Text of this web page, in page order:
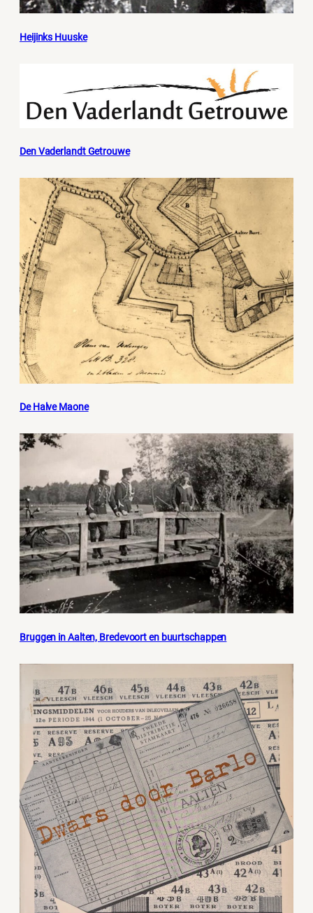
Heijinks Huuske
Den Vaderlandt Getrouwe
De Halve Maone
Bruggen in Aalten, Bredevoort en buurtschappen